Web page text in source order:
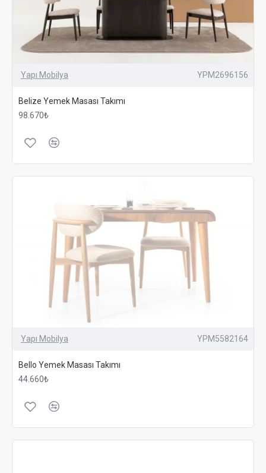
Yapı Mobilya YPM2696156
Belize Yemek Masası Takımı
98.670₺
Yapı Mobilya YPM5582164
Bello Yemek Masası Takımı
44.660₺